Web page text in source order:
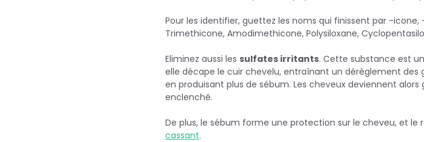
Pour les identifier, guettez les noms qui finissent par -
Trimethicone, Amodimethicone, Polysiloxane,
Eliminez aussi les sulfates irritants. Cette substance est
elle décape le cuir chevelu, entraînant un dérèglement des
en produisant plus de sébum. Les cheveux deviennent
enclenché.
De plus, le sébum forme une protection sur le cheveu, et le
cassant.